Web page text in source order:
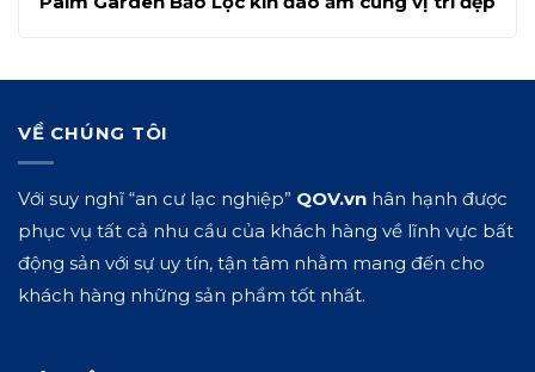
VỀ CHÚNG TÔI
Với suy nghĩ “an cư lạc nghiệp” QOV.vn hân hạnh được
phục vụ tất cả nhu cầu của khách hàng về lĩnh vực bất
động sản với sự uy tín, tận tâm nhằm mang đến cho
khách hàng những sản phẩm tốt nhất.